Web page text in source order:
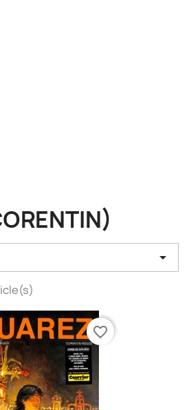

favorite_border